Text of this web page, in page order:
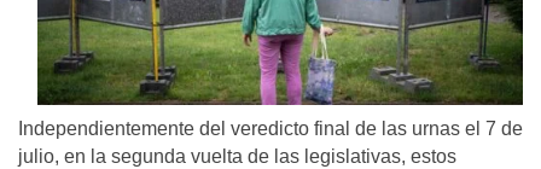
Independientemente del veredicto final de las urnas el 7 de
julio, en la segunda vuelta de las legislativas, estos